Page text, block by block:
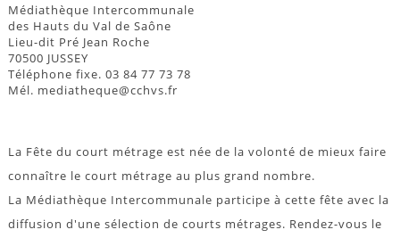
Médiathèque Intercommunale
des Hauts du Val de Saône
Lieu-dit Pré Jean Roche
70500 JUSSEY
Téléphone fixe. 03 84 77 73 78
Mél. mediatheque@cchvs.fr
La Fête du court métrage est née de la volonté de mieux faire
connaître le court métrage au plus grand nombre.
La Médiathèque Intercommunale participe à cette fête avec la
diffusion d'une sélection de courts métrages. Rendez-vous le